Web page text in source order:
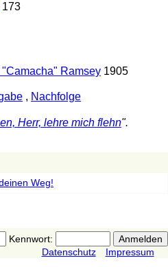
173
Ramsey1905
, Nachfolge
Herr, lehre mich flehn".
Weg!
Kennwort:
Datenschutz
Impressum